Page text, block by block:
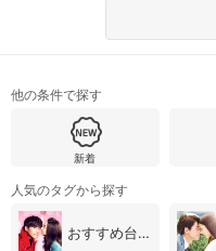
他の条件で探す
新着
人気のタグから探す
おすすめ台湾・中国ドラマ